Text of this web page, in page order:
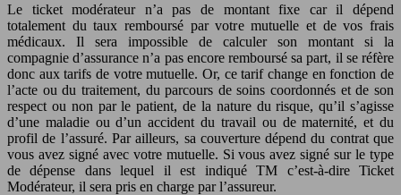
Le ticket modérateur n’a pas de montant fixe car il dépend
totalement du taux remboursé par votre mutuelle et de vos frais
médicaux. Il sera impossible de calculer son montant si la
compagnie d’assurance n’a pas encore remboursé sa part, il se réfère
donc aux tarifs de votre mutuelle. Or, ce tarif change en fonction de
l’acte ou du traitement, du parcours de soins coordonnés et de son
respect ou non par le patient, de la nature du risque, qu’il s’agisse
d’une maladie ou d’un accident du travail ou de maternité, et du
profil de l’assuré. Par ailleurs, sa couverture dépend du contrat que
vous avez signé avec votre mutuelle. Si vous avez signé sur le type
de dépense dans lequel il est indiqué TM c’est-à-dire Ticket
Modérateur, il sera pris en charge par l’assureur.